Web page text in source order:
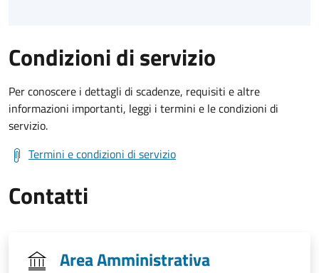
Condizioni di servizio
Per conoscere i dettagli di scadenze, requisiti e altre
informazioni importanti, leggi i termini e le condizioni di
servizio.
Termini e condizioni di servizio
Contatti
Area Amministrativa